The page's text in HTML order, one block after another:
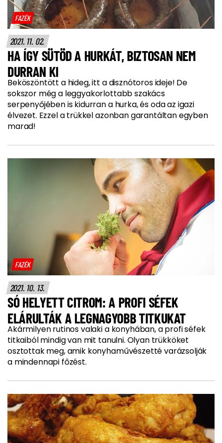
FAZÉK
2021. 11. 02.
HA ÍGY SÜTÖD A HURKÁT, BIZTOSAN NEM
DURRAN KI
Beköszöntött a hideg, itt a disznótoros ideje! De
sokszor még a leggyakorlottabb szakács
serpenyőjében is kidurran a hurka, és oda az igazi
élvezet. Ezzel a trükkel azonban garantáltan egyben
marad!
FAZÉK
2021. 10. 13.
SÓ HELYETT CITROM: A PROFI SÉFEK
ELÁRULTÁK A LEGNAGYOBB TITKUKAT
Akármilyen rutinos valaki a konyhában, a profi séfek
titkaiból mindig van mit tanulni. Olyan trükköket
osztottak meg, amik konyhaművészetté varázsolják
a mindennapi főzést.